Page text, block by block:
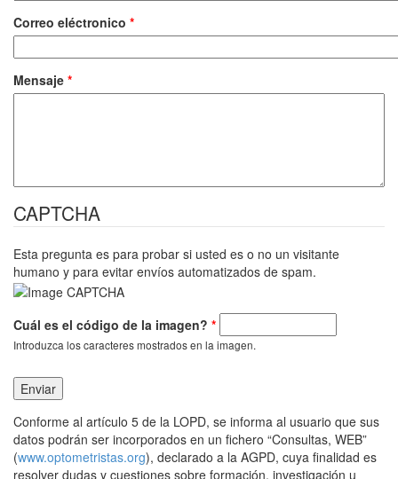
Correo eléctronico *
Mensaje *
CAPTCHA
Esta pregunta es para probar si usted es o no un visitante
humano y para evitar envíos automatizados de spam.
Cuál es el código de la imagen? *
Introduzca los caracteres mostrados en la imagen.
Conforme al artículo 5 de la LOPD, se informa al usuario que sus
datos podrán ser incorporados en un fichero “Consultas, WEB”
(www.optometristas.org), declarado a la AGPD, cuya finalidad es
resolver dudas y cuestiones sobre formación, investigación u